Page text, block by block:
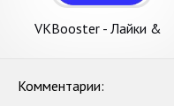
VKBooster - Лайки &
Комментарии: